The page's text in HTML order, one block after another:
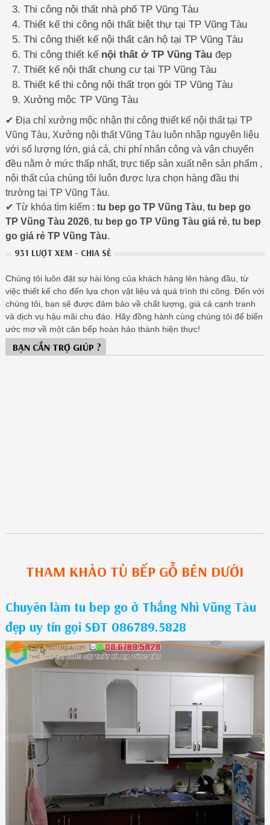
Thi công nội thất nhà phố TP Vũng Tàu
Thiết kế thi công nội thất biệt thự tại TP Vũng Tàu
Thi công thiết kế nội thất căn hộ tại TP Vũng Tàu
Thi công thiết kế nội thất ở TP Vũng Tàuđẹp
Thiết kế nội thất chung cư tại TP Vũng Tàu
Thiết kế thi công nội thất trọn gói TP Vũng Tàu
Xưởng mộc TP Vũng Tàu
✔ Địa chỉ xưởng mộc nhận thi công thiết kế nội thất tại TP
Vũng Tàu, Xưởng nội thất Vũng Tàu luôn nhập nguyên liệu
với số lượng lớn, giá cả, chi phí nhân công và vận chuyển
đều nằm ở mức thấp nhất, trực tiếp sản xuất nên sản phẩm ,
nội thất của chúng tôi luôn được lựa chọn hàng đầu thị
trường tại TP Vũng Tàu.
✔ Từ khóa tìm kiếm : tu bep go TP Vũng Tàu, tu bep go
TP Vũng Tàu 2026, tu bep go TP Vũng Tàu giá rẻ, tu bep
go giá rẻ TP Vũng Tàu.
931 LƯỢT XEM - CHIA SẺ
Chúng tôi luôn đặt sự hài lòng của khách hàng lên hàng đầu, từ
việc thiết kế cho đến lựa chọn vật liệu và quá trình thi công. Đến với
chúng tôi, bạn sẽ được đảm bảo về chất lượng, giá cả cạnh tranh
và dịch vụ hậu mãi chu đáo. Hãy đồng hành cùng chúng tôi để biến
ước mơ về một căn bếp hoàn hảo thành hiện thực!
BẠN CẦN TRỢ GIÚP ?
THAM KHẢO TỦ BẾP GỖ BÊN DƯỚI
Chuyên làm tu bep go ở Thắng Nhì Vũng Tàu
đẹp uy tín gọi SĐT 086789.5828